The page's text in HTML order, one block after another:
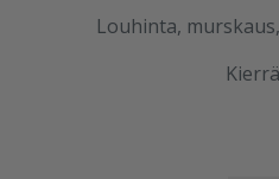
Louhinta,